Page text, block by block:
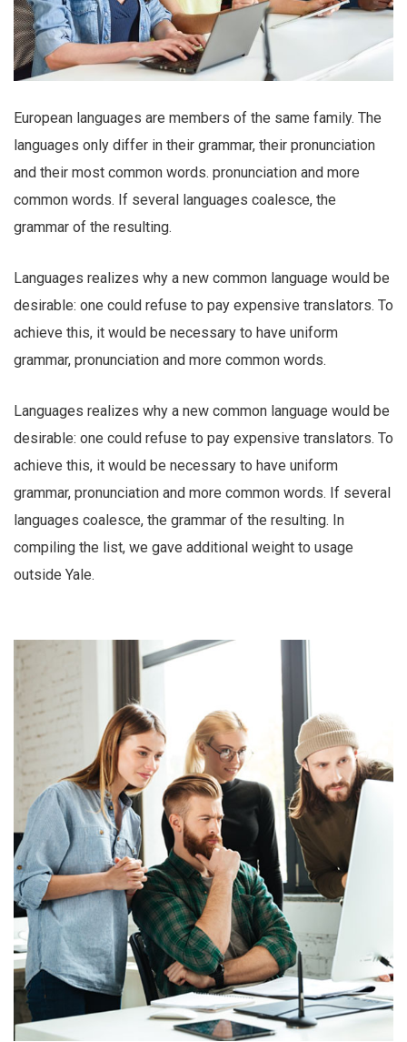
European languages are members of the same family. The
languages only differ in their grammar, their pronunciation
and their most common words. pronunciation and more
common words. If several languages coalesce, the
grammar of the resulting.
Languages realizes why a new common language would be
desirable: one could refuse to pay expensive translators. To
achieve this, it would be necessary to have uniform
grammar, pronunciation and more common words.
Languages realizes why a new common language would be
desirable: one could refuse to pay expensive translators. To
achieve this, it would be necessary to have uniform
grammar, pronunciation and more common words. If several
languages coalesce, the grammar of the resulting. In
compiling the list, we gave additional weight to usage
outside Yale.